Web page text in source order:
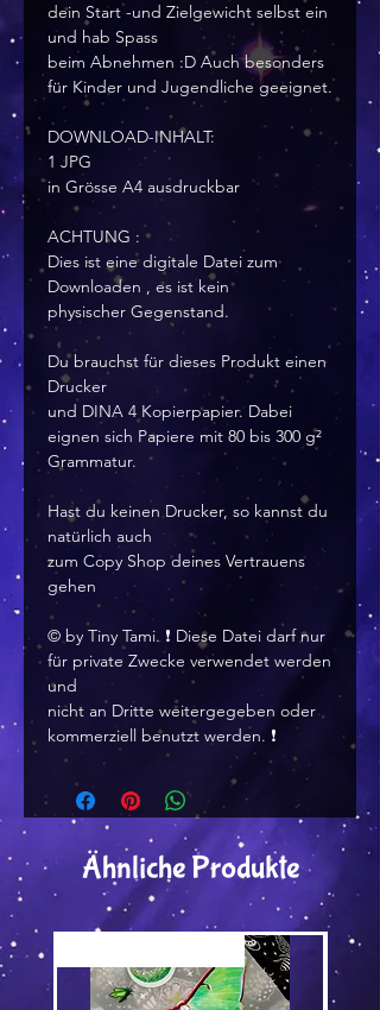
dein Start -und Zielgewicht selbst ein
und hab Spass
beim Abnehmen :D Auch besonders
für Kinder und Jugendliche geeignet.
DOWNLOAD-INHALT:
1 JPG
in Grösse A4 ausdruckbar
ACHTUNG :
Dies ist eine digitale Datei zum
Downloaden , es ist kein
physischer Gegenstand.
Du brauchst für dieses Produkt einen
Drucker
und DINA 4 Kopierpapier. Dabei
eignen sich Papiere mit 80 bis 300 g²
Grammatur.
Hast du keinen Drucker, so kannst du
natürlich auch
zum Copy Shop deines Vertrauens
gehen
©️ by Tiny Tami. ❗ Diese Datei darf nur
für private Zwecke verwendet werden
und
nicht an Dritte weitergegeben oder
kommerziell benutzt werden. ❗
Ähnliche Produkte